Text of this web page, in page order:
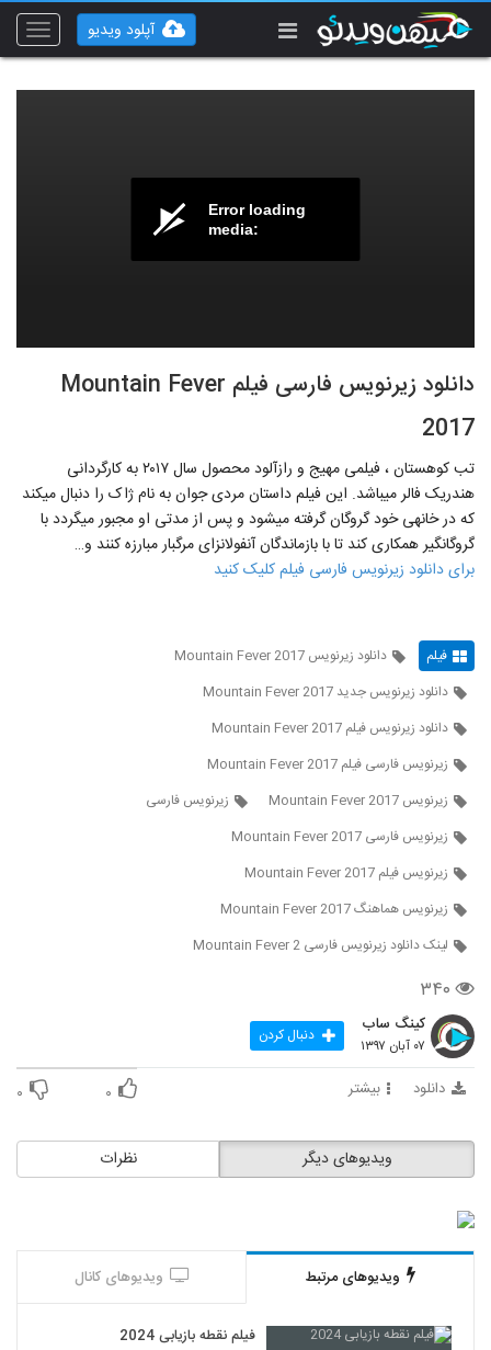
Toggle
آپلود ویدیو
Error loading
media:
دانلود زیرنویس فارسی فیلم Mountain Fever
2017
تب کوهستان ، فیلمی مهیج و رازآلود محصول سال ۲۰۱۷ به کارگردانی
هندریک فالر می‎باشد. این فیلم داستان مردی جوان به نام ژاک را دنبال می‎کند
که در خانه‎ی خود گروگان گرفته می‎شود و پس از مدتی او مجبور می‎گردد با
گروگان‎گیر همکاری کند تا با بازماندگان آنفولانزای مرگبار مبارزه کنند و…
برای دانلود زیرنویس فارسی فیلم کلیک کنید
فیلم
دانلود زیرنویس Mountain Fever 2017
دانلود زیرنویس جدید Mountain Fever 2017
دانلود زیرنویس فیلم Mountain Fever 2017
زيرنويس فارسی فيلم Mountain Fever 2017
زیرنویس Mountain Fever 2017
زیرنویس فارسی
زیرنویس فارسی Mountain Fever 2017
زیرنویس فیلم Mountain Fever 2017
زیرنویس هماهنگ Mountain Fever 2017
لينک دانلود زيرنويس فارسی Mountain Fever 2
۳۴۰
کینگ ساب
۰۷ آبان ۱۳۹۷ دنبال کردن
دانلود بیشتر ۰ ۰
نظرات ویدیوهای دیگر
ویدیوهای مرتبط ویدیوهای کانال
فیلم نقطه بازیابی 2024